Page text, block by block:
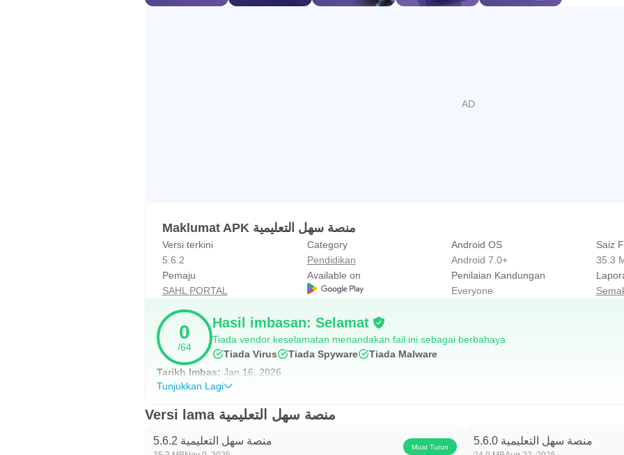
Maklumat APK منصة سهل التعليمية
Versi terkini
5.6.2
Category
Pendidikan
Android OS
Android 7.0+
Saiz
35.3
Pemaju
SAHL PORTAL
Available on
Penilaian Kandungan
Everyone
0
/64
Hasil imbasan: Selamat
Tiada vendor keselamatan menandakan fail ini sebagai berbahaya
Tiada Virus
Tiada Spyware
Tiada Malware
Tarikh Imbas: Jan 16, 2026
Tunjukkan Lagi
Versi lama منصة سهل التعليمية
منصة سهل التعليمية 5.6.2 Muat Turun منصة سهل التعليمية 5.6.0